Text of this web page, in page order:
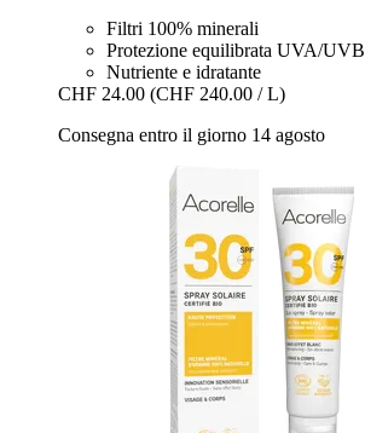
Filtri 100% minerali
Protezione equilibrata UVA/UVB
Nutriente e idratante
CHF 24.00 (CHF 240.00 / L)
Consegna entro il giorno 14 agosto